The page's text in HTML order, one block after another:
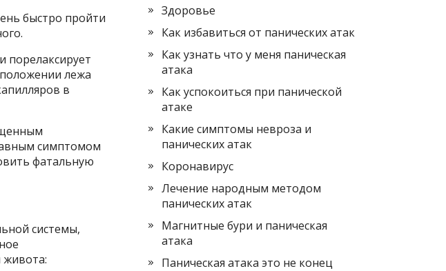
быстро пройти
порелаксирует
лежа
в
симптомом
фатальную
системы,
живота:
Здоровье
Как избавиться от панических атак
Как узнать что у меня паническая
атака
Как успокоиться при панической
атаке
Какие симптомы невроза и
панических атак
Коронавирус
Лечение народным методом
панических атак
Магнитные бури и паническая
атака
Паническая атака это не конец